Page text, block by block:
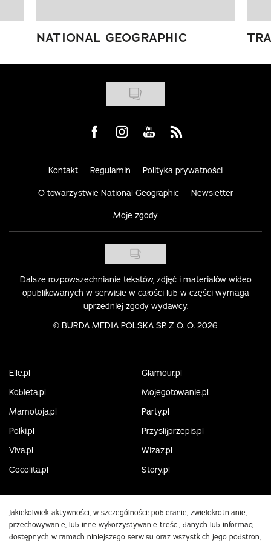
NATIONAL GEOGRAPHIC
Visit us on Facebook
Visit us on Instagram
Visit us on Youtube
Visit us on Rss
Kontakt Regulamin Polityka prywatności
O towarzystwie National Geographic Newsletter
Moje zgody
Dalsze rozpowszechnianie tekstów, zdjęć i materiałów wideo
opublikowanych w serwisie w całości lub w części wymaga
uprzedniej zgody wydawcy.
© BURDA MEDIA POLSKA SP. Z O. O. 2026
Elle.pl
Glamour.pl
Kobieta.pl
Mojegotowanie.pl
Mamotoja.pl
Party.pl
Polki.pl
Przyslijprzepis.pl
Viva.pl
Wizaz.pl
Cocolita.pl
Story.pl
Jakiekolwiek aktywności, w szczególności: pobieranie, zwielokrotnianie,
przechowywanie, lub inne wykorzystywanie treści, danych lub informacji
dostępnych w ramach niniejszego serwisu oraz wszystkich jego podstron,